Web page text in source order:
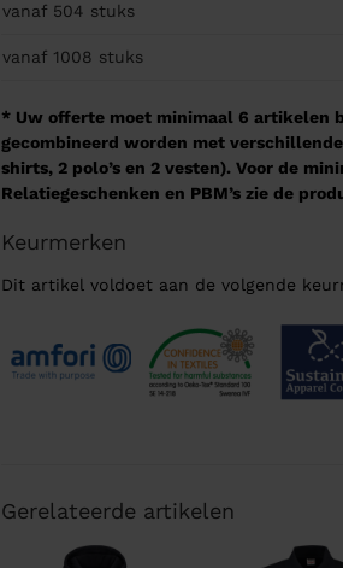
vanaf 504 stuks
vanaf 1008 stuks
* Uw offerte moet minimaal 6 artikelen
gecombineerd worden met
shirts, 2 polo’s en 2 vesten). Voor de
Relatiegeschenken en PBM’s zie de
Keurmerken
Dit artikel voldoet aan de volgende
Gerelateerde artikelen